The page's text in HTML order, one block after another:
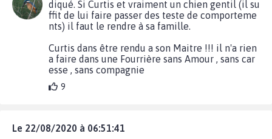
diqué. Si Curtis et vraiment un chien gentil (il su
ffit de lui faire passer des teste de comporteme
nts) il faut le rendre à sa famille.
Curtis dans être rendu a son Maitre !!! il n'a rien
a faire dans une Fourrière sans Amour , sans car
esse , sans compagnie
9
Le 22/08/2020 à 06:51:41